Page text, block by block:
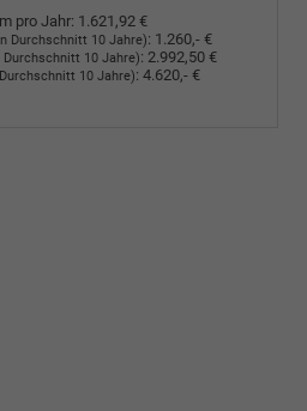
pro Jahr: 1.621,92 €
Durchschnitt 10 Jahre): 1.260,- €
Durchschnitt 10 Jahre): 2.992,50 €
10 Jahre): 4.620,- €